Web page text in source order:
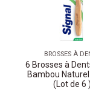
BROSSES À
6 Brosses à
Bambou
(Lot de 6 )